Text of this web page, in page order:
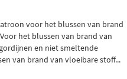
voor het blussen van brand
het blussen van brand van
en niet smeltende
van brand van vloeibare stoff...